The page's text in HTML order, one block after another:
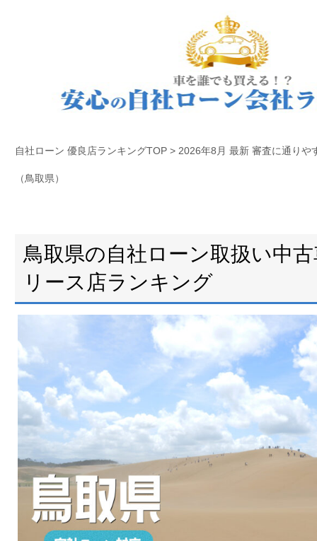
自社ローン 優良店ランキングTOP> 2026年8月 最新 審査に通りや
（鳥取県）
鳥取県の自社ローン取扱い中
リース店ランキング